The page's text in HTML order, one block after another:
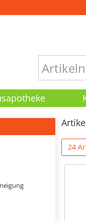
24